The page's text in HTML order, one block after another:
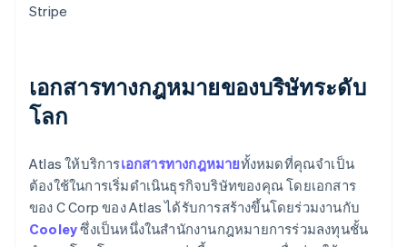
Stripe
เอกสารทางกฎหมายของบริษัทระดับ
โลก
Atlas ให้บริการเอกสารทางกฎหมายทั้งหมดที่คุณจำเป็น
ต้องใช้ในการเริ่มดำเนินธุรกิจบริษัทของคุณ โดยเอกสาร
ของ C Corp ของ Atlas ได้รับการสร้างขึ้นโดยร่วมงานกับ
Cooleyซึ่งเป็นหนึ่งในสำนักงานกฎหมายการร่วมลงทุนชั้น